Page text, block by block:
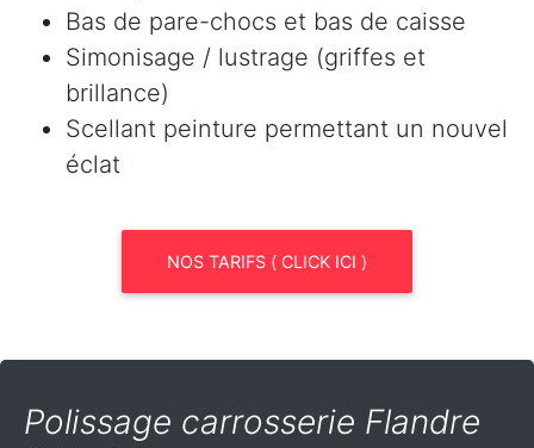
Bas de pare-chocs et bas de caisse
Simonisage / lustrage (griffes et
brillance)
Scellant peinture permettant un nouvel
éclat
NOS TARIFS ( CLICK ICI )
Polissage carrosserie Flandre